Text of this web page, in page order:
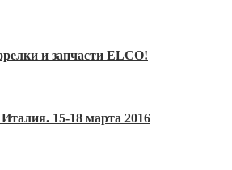
и запчасти ELCO!
15-18 марта 2016